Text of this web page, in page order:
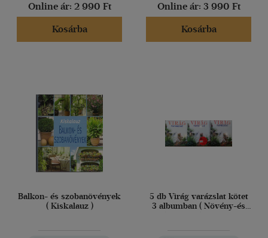
Online ár: 2 990 Ft
Kosárba
Online ár: 3 990 Ft
Kosárba
Balkon- és szobanövények
( Kiskalauz )
5 db Virág varázslat kötet
3 albumban ( Növény-és